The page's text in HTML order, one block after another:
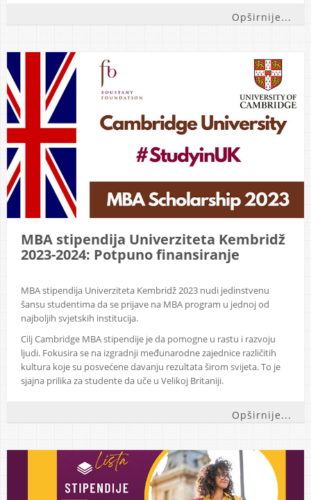
Opširnije...
MBA stipendija Univerziteta Kembridž
2023-2024: Potpuno finansiranje
MBA stipendija Univerziteta Kembridž 2023 nudi jedinstvenu
šansu studentima da se prijave na MBA program u jednoj od
najboljih svjetskih institucija.
Cilj Cambridge MBA stipendije je da pomogne u rastu i razvoju
ljudi. Fokusira se na izgradnji međunarodne zajednice različitih
kultura koje su posvećene davanju rezultata širom svijeta. To je
sjajna prilika za studente da uče u Velikoj Britaniji.
Opširnije...